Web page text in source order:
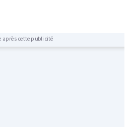
après cette publicité